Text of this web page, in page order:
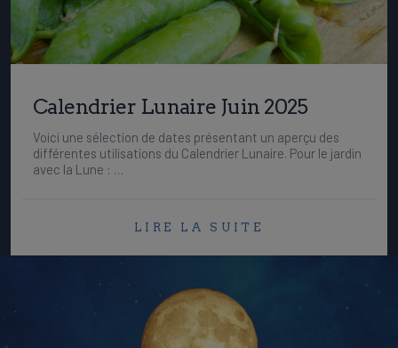
Calendrier Lunaire Juin 2025
Voici une sélection de dates présentant un aperçu des
différentes utilisations du Calendrier Lunaire. Pour le jardin
avec la Lune : …
LIRE LA SUITE